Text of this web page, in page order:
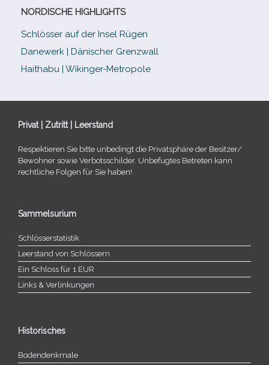
NORDISCHE HIGHLIGHTS
Schlösser auf der Insel Rügen
Danewerk | Dänischer Grenzwall
Haithabu | Wikinger-Metropole
Privat | Zutritt | Leerstand
Respektieren Sie bitte unbe­dingt die Privatsphäre der Besitzer/​
Bewohner sowie Verbotsschilder. Unbefugtes Betreten kann
recht­li­che Folgen für Sie haben!
Sammelsurium
Schlösserstatistik
Leerstand von Schlössern
Ein Schloss für 1 EUR
Links & Verlinkungen
Historisches
Bodendenkmale